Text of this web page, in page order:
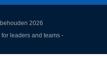
2026
leaders and teams -